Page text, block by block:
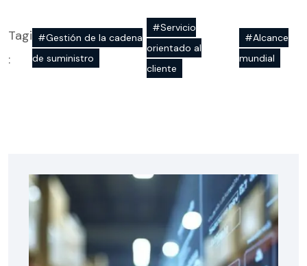
Tagi
:
#Gestión de la cadena
de suministro
#Servicio
orientado al
cliente
#Alcance
mundial